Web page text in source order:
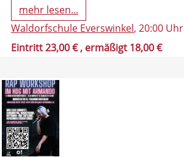
mehr lesen...
Waldorfschule Everswinkel, 20:00 Uhr
Eintritt 23,00 €, ermäßigt 18,00 €